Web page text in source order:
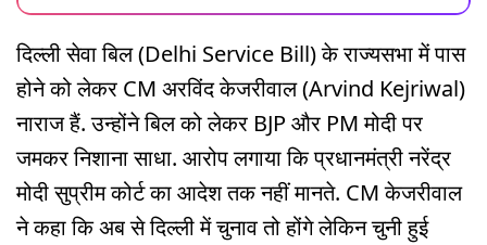
दिल्ली सेवा बिल (Delhi Service Bill) के राज्यसभा में पास
होने को लेकर CM अरविंद केजरीवाल (Arvind Kejriwal)
नाराज हैं. उन्होंने बिल को लेकर BJP और PM मोदी पर
जमकर निशाना साधा. आरोप लगाया कि प्रधानमंत्री नरेंद्र
मोदी सुप्रीम कोर्ट का आदेश तक नहीं मानते. CM केजरीवाल
ने कहा कि अब से दिल्ली में चुनाव तो होंगे लेकिन चुनी हुई